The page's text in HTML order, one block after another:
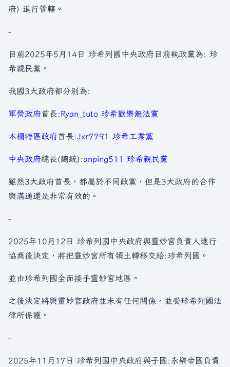
府) 進行管轄。
-
目前2025年5月14日 珍希列國中央政府目前執政黨為: 珍
希親民黨。
我國3大政府都分別為:
軍營政府首長:Ryan_tuto 珍希歡樂無法黨
木柵特區政府首長:Jxr7791 珍希工業黨
中央政府總長(總統):anping511 珍希親民黨
雖然3大政府首長，都屬於不同政黨，但是3大政府的合作
與溝通還是非常有效的。
-
2025年10月12日 珍希列國中央政府與靈妙宮負責人進行
協商後決定，將把靈妙宮所有領土轉移交給:珍希列國。
並由珍希列國全面接手靈妙宮地區。
之後決定將與靈妙宮政府並未有任何關係，並受珍希列國法
律所保護。
-
2025年11月17日 珍希列國中央政府與子國:永樂帝國負責